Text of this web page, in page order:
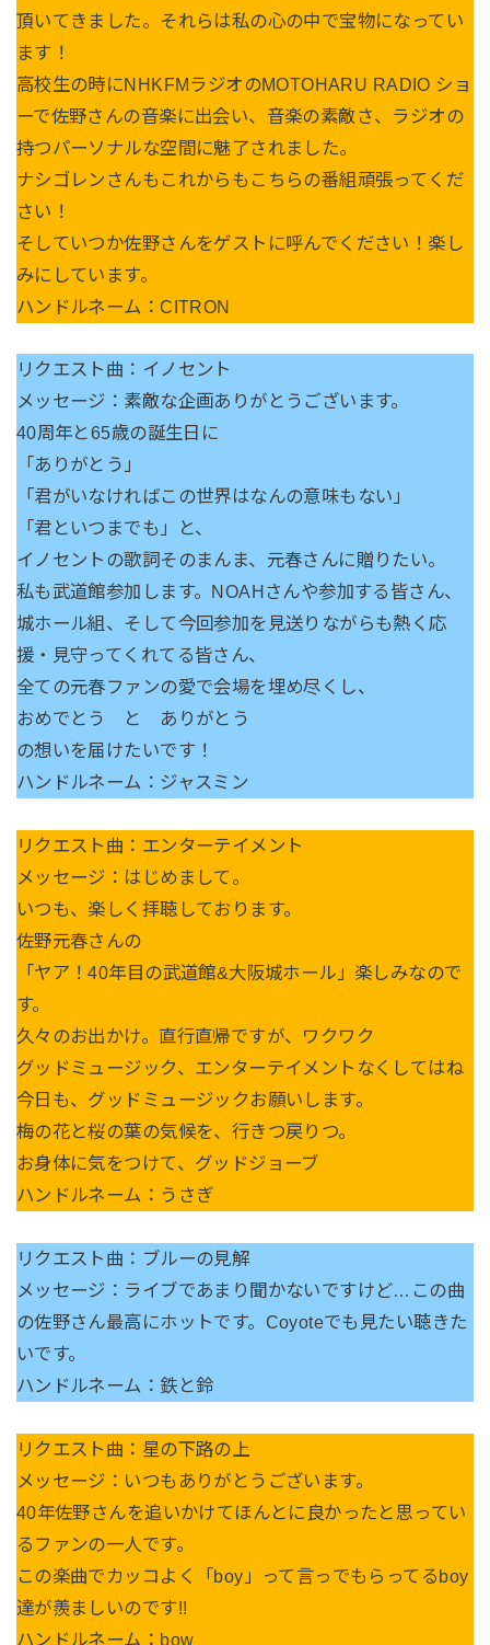
頂いてきました。それらは私の心の中で宝物になってい
ます！
高校生の時にNHKFMラジオのMOTOHARU RADIO ショ
ーで佐野さんの音楽に出会い、音楽の素敵さ、ラジオの
持つパーソナルな空間に魅了されました。
ナシゴレンさんもこれからもこちらの番組頑張ってくだ
さい！
そしていつか佐野さんをゲストに呼んでください！楽し
みにしています。
ハンドルネーム：CITRON
リクエスト曲：イノセント
メッセージ：素敵な企画ありがとうございます。
40周年と65歳の誕生日に
「ありがとう」
「君がいなければこの世界はなんの意味もない」
「君といつまでも」と、
イノセントの歌詞そのまんま、元春さんに贈りたい。
私も武道館参加します。NOAHさんや参加する皆さん、
城ホール組、そして今回参加を見送りながらも熱く応
援・見守ってくれてる皆さん、
全ての元春ファンの愛で会場を埋め尽くし、
おめでとう と ありがとう
の想いを届けたいです！
ハンドルネーム：ジャスミン
リクエスト曲：エンターテイメント
メッセージ：はじめまして。
いつも、楽しく拝聴しております。
佐野元春さんの
「ヤア！40年目の武道館&大阪城ホール」楽しみなので
す。
久々のお出かけ。直行直帰ですが、ワクワク
グッドミュージック、エンターテイメントなくしてはね
今日も、グッドミュージックお願いします。
梅の花と桜の葉の気候を、行きつ戻りつ。
お身体に気をつけて、グッドジョーブ
ハンドルネーム：うさぎ
リクエスト曲：ブルーの見解
メッセージ：ライブであまり聞かないですけど…この曲
の佐野さん最高にホットです。Coyoteでも見たい聴きた
いです。
ハンドルネーム：鉄と鈴
リクエスト曲：星の下路の上
メッセージ：いつもありがとうございます。
40年佐野さんを追いかけてほんとに良かったと思ってい
るファンの一人です。
この楽曲でカッコよく「boy」って言っでもらってるboy
達が羨ましいのです!!
ハンドルネーム：bow